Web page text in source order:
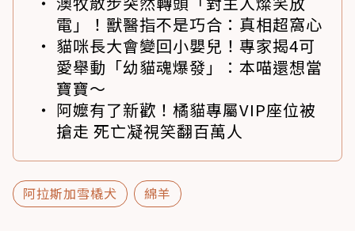
電」！獸醫指不是巧合：真相超窩心
貓咪長大會變回小嬰兒！專家揭4可
愛舉動「幼貓魂爆發」：本喵還想當
寶寶～
阿嬤有了新歡！橘貓專屬VIP座位被
搶走 死亡凝視笑翻百萬人
阿拉斯加雪橇犬 綿羊